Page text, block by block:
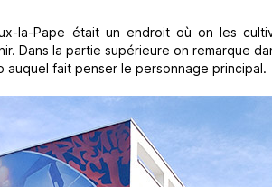
la-Pape était un endroit où on les
Dans la partie supérieure on remarque
fait penser le personnage principal.